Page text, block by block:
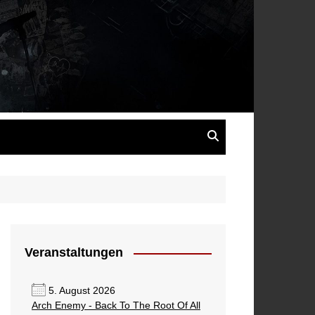
Veranstaltungen
5. August 2026
Arch Enemy - Back To The Root Of All